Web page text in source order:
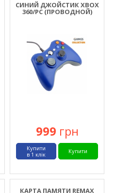
СИНИЙ ДЖОЙСТИК XBOX
360/PC (ПРОВОДНОЙ)
999 грн
Купити
Купити
в 1 клік
КАРТА ПАМЯТИ REMAX